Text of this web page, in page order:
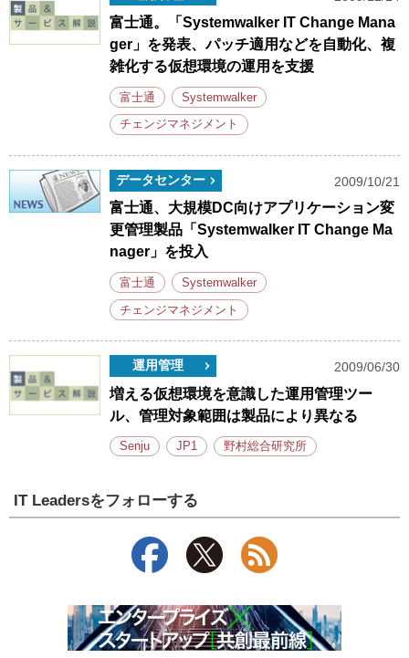
富士通。「Systemwalker IT Change Mana
ger」を発表、パッチ適用などを自動化、複
雑化する仮想環境の運用を支援
富士通 Systemwalker
チェンジマネジメント
データセンター 2009/10/21
富士通、大規模DC向けアプリケーション変
更管理製品「Systemwalker IT Change Ma
nager」を投入
富士通 Systemwalker
チェンジマネジメント
運用管理 2009/06/30
増える仮想環境を意識した運用管理ツー
ル、管理対象範囲は製品により異なる
Senju JP1 野村総合研究所
IT Leadersをフォローする